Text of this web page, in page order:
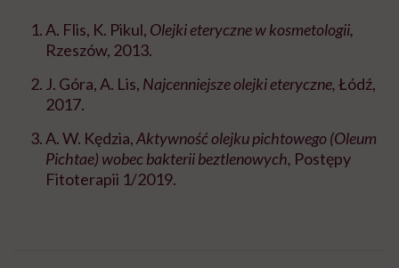
A. Flis, K. Pikul, Olejki eteryczne w kosmetologii,
Rzeszów, 2013.
J. Góra, A. Lis, Najcenniejsze olejki eteryczne,Łódź,
2017.
A. W. Kędzia,Aktywność olejku pichtowego (Oleum
Pichtae) wobec bakterii beztlenowych, Postępy
Fitoterapii 1/2019.